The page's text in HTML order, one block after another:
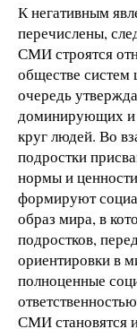
К негативным
перечислены,
СМИ строятся
обществе систем
очередь
доминирующих и
круг людей. Во
подростки
нормы и
формируют
образ мира, в
подростков,
ориентировки в
полноценные
СМИ становятся